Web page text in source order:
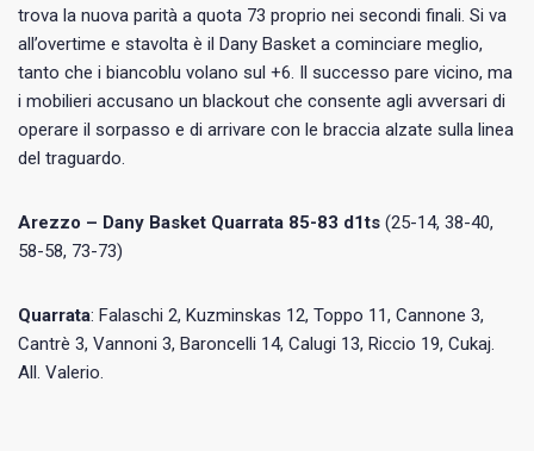
trova la nuova parità a quota 73 proprio nei secondi finali. Si va
all’overtime e stavolta è il Dany Basket a cominciare meglio,
tanto che i biancoblu volano sul +6. Il successo pare vicino, ma
i mobilieri accusano un blackout che consente agli avversari di
operare il sorpasso e di arrivare con le braccia alzate sulla linea
del traguardo.
Arezzo – Dany Basket Quarrata 85-83 d1ts (25-14, 38-40,
58-58, 73-73)
Quarrata: Falaschi 2, Kuzminskas 12, Toppo 11, Cannone 3,
Cantrè 3, Vannoni 3, Baroncelli 14, Calugi 13, Riccio 19, Cukaj.
All. Valerio.